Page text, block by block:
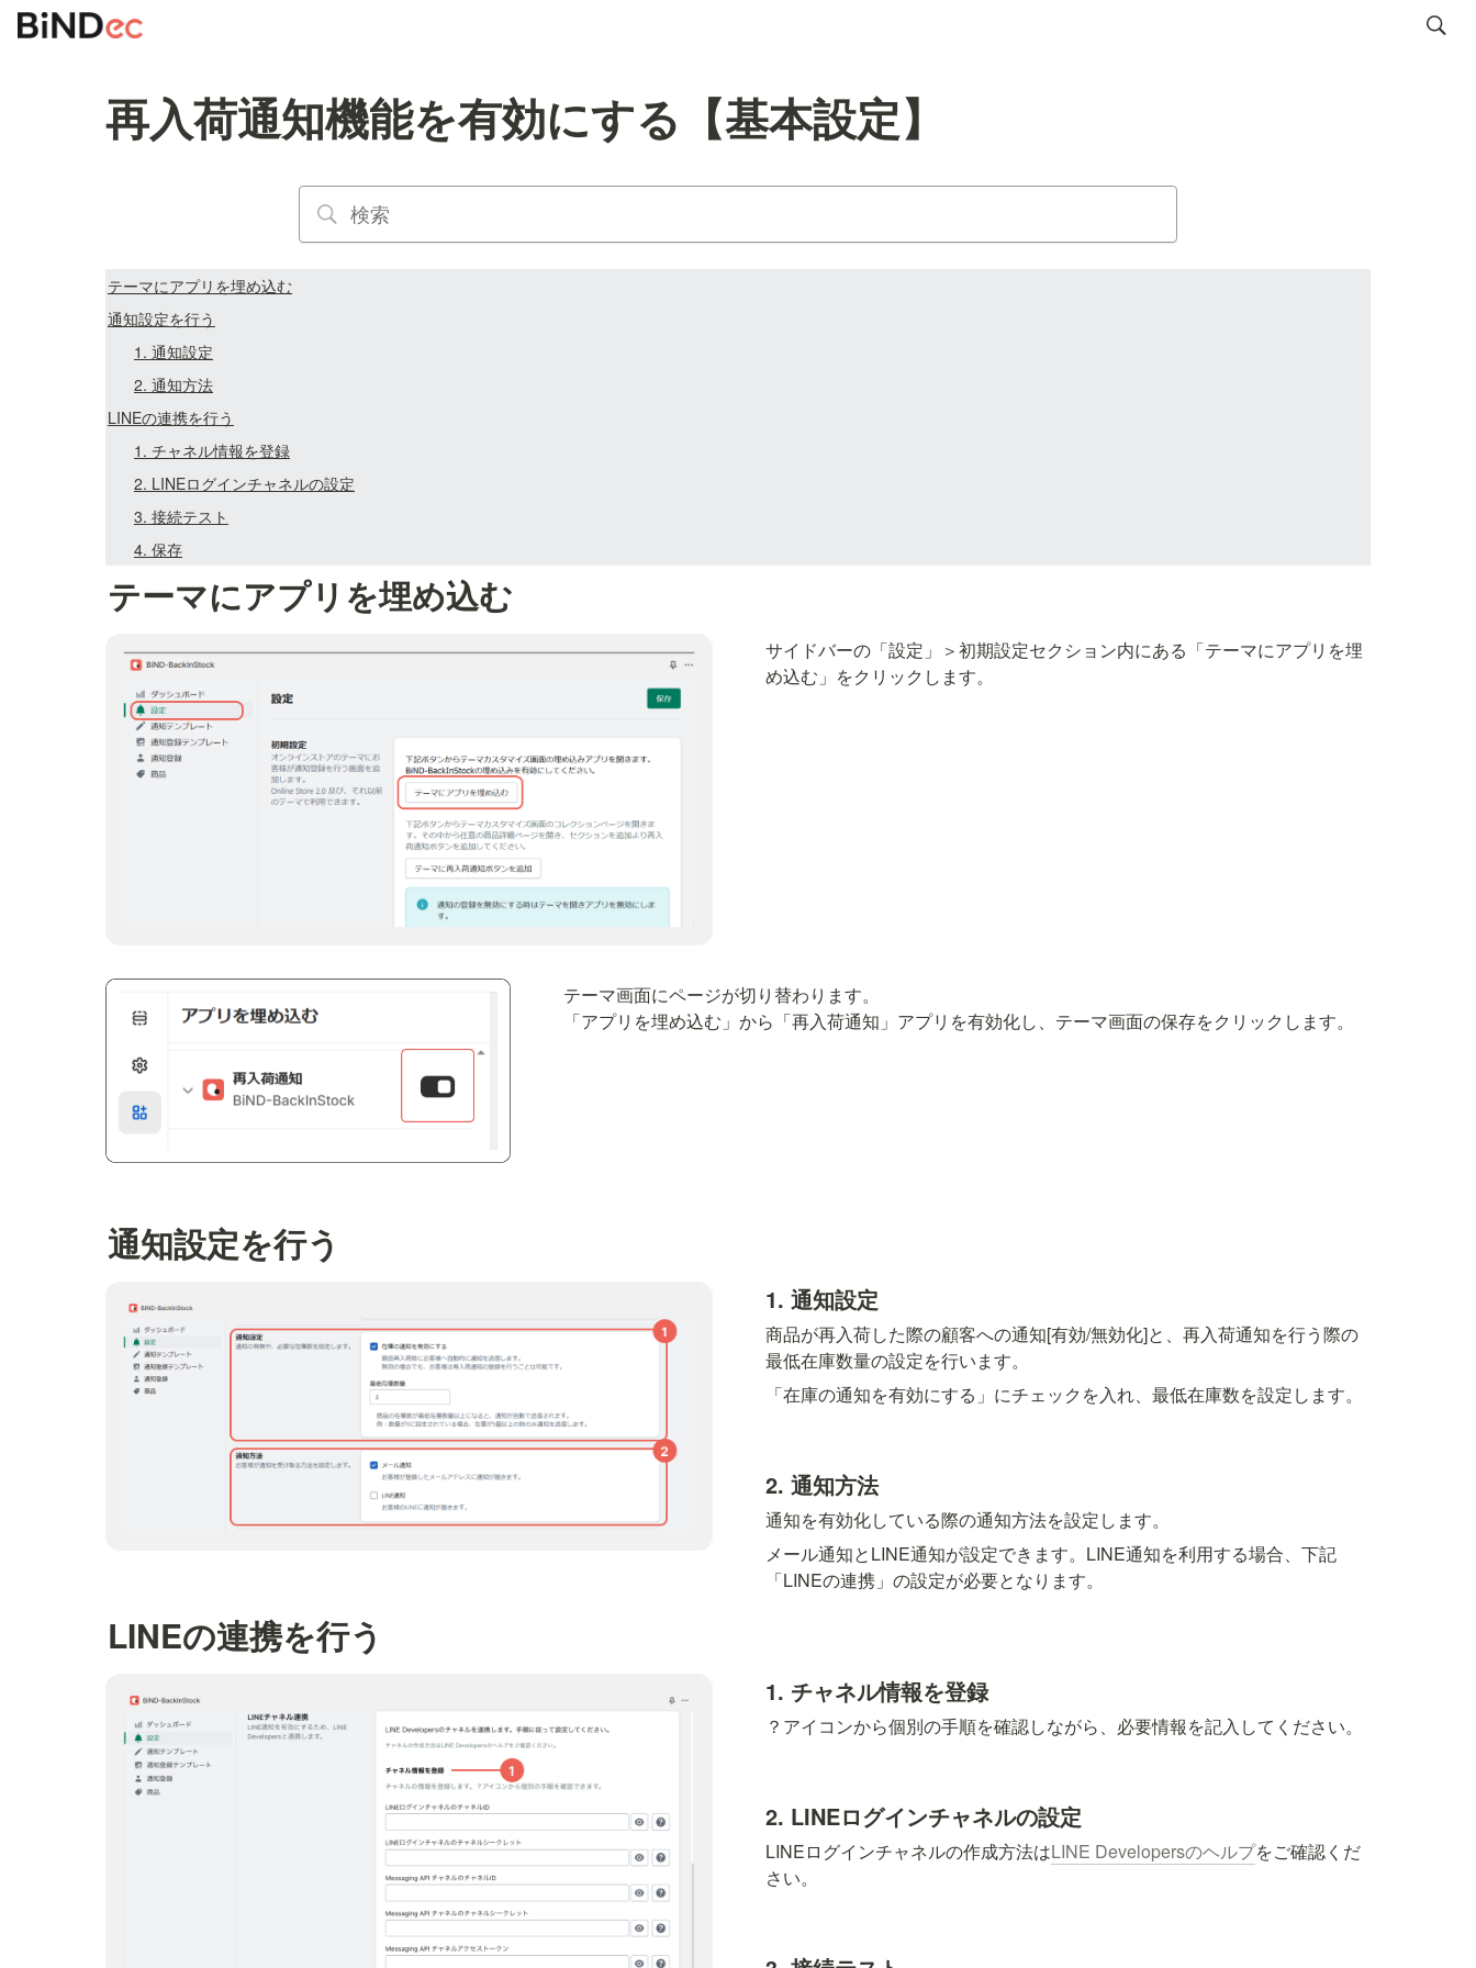
再入荷通知機能を有効にする【基本設定】
テーマにアプリを埋め込む
通知設定を行う
1. 通知設定
2. 通知方法
LINEの連携を行う
1. チャネル情報を登録
2. LINEログインチャネルの設定
3. 接続テスト
4. 保存
テーマにアプリを埋め込む
サイドバーの「設定」＞初期設定セクション内にある「テーマにアプリを埋
め込む」をクリックします。
テーマ画面にページが切り替わります。
「アプリを埋め込む」から「再入荷通知」アプリを有効化し、テーマ画面の保存をクリックします。
通知設定を行う
1. 通知設定
商品が再入荷した際の顧客への通知[有効/無効化]と、再入荷通知を行う際の
最低在庫数量の設定を行います。
「在庫の通知を有効にする」にチェックを入れ、最低在庫数を設定します。
2. 通知方法
通知を有効化している際の通知方法を設定します。
メール通知とLINE通知が設定できます。LINE通知を利用する場合、下記
「LINEの連携」の設定が必要となります。
LINEの連携を行う
1. チャネル情報を登録
？アイコンから個別の手順を確認しながら、必要情報を記入してください。
2. LINEログインチャネルの設定
LINEログインチャネルの作成方法はLINE Developersのヘルプをご確認くだ
さい。